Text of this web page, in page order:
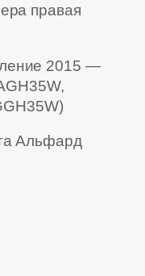
правая
2015 —
Альфард